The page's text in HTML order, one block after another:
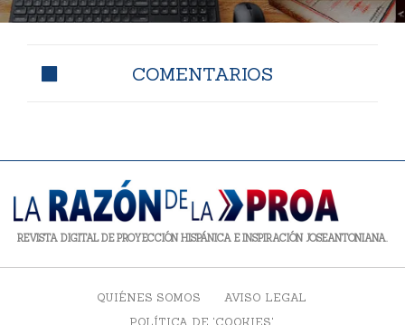
COMENTARIOS
REVISTA DIGITAL DE PROYECCIÓN HISPÁNICA E INSPIRACIÓN JOSEANTONIANA.
QUIÉNES SOMOS
AVISO LEGAL
POLÍTICA DE 'COOKIES'